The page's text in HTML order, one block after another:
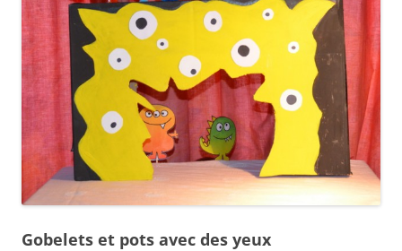
Gobelets et pots avec des yeux